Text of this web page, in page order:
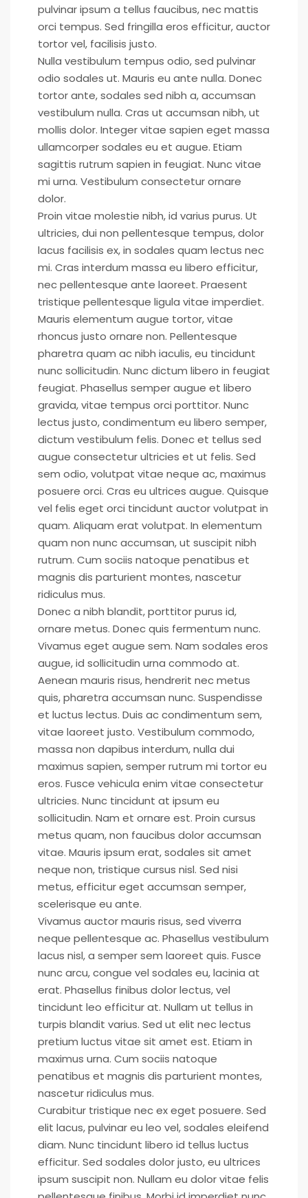
pulvinar ipsum a tellus faucibus, nec mattis
orci tempus. Sed fringilla eros efficitur, auctor
tortor vel, facilisis justo.
Nulla vestibulum tempus odio, sed pulvinar
odio sodales ut. Mauris eu ante nulla. Donec
tortor ante, sodales sed nibh a, accumsan
vestibulum nulla. Cras ut accumsan nibh, ut
mollis dolor. Integer vitae sapien eget massa
ullamcorper sodales eu et augue. Etiam
sagittis rutrum sapien in feugiat. Nunc vitae
mi urna. Vestibulum consectetur ornare
dolor.
Proin vitae molestie nibh, id varius purus. Ut
ultricies, dui non pellentesque tempus, dolor
lacus facilisis ex, in sodales quam lectus nec
mi. Cras interdum massa eu libero efficitur,
nec pellentesque ante laoreet. Praesent
tristique pellentesque ligula vitae imperdiet.
Mauris elementum augue tortor, vitae
rhoncus justo ornare non. Pellentesque
pharetra quam ac nibh iaculis, eu tincidunt
nunc sollicitudin. Nunc dictum libero in feugiat
feugiat. Phasellus semper augue et libero
gravida, vitae tempus orci porttitor. Nunc
lectus justo, condimentum eu libero semper,
dictum vestibulum felis. Donec et tellus sed
augue consectetur ultricies et ut felis. Sed
sem odio, volutpat vitae neque ac, maximus
posuere orci. Cras eu ultrices augue. Quisque
vel felis eget orci tincidunt auctor volutpat in
quam. Aliquam erat volutpat. In elementum
quam non nunc accumsan, ut suscipit nibh
rutrum. Cum sociis natoque penatibus et
magnis dis parturient montes, nascetur
ridiculus mus.
Donec a nibh blandit, porttitor purus id,
ornare metus. Donec quis fermentum nunc.
Vivamus eget augue sem. Nam sodales eros
augue, id sollicitudin urna commodo at.
Aenean mauris risus, hendrerit nec metus
quis, pharetra accumsan nunc. Suspendisse
et luctus lectus. Duis ac condimentum sem,
vitae laoreet justo. Vestibulum commodo,
massa non dapibus interdum, nulla dui
maximus sapien, semper rutrum mi tortor eu
eros. Fusce vehicula enim vitae consectetur
ultricies. Nunc tincidunt at ipsum eu
sollicitudin. Nam et ornare est. Proin cursus
metus quam, non faucibus dolor accumsan
vitae. Mauris ipsum erat, sodales sit amet
neque non, tristique cursus nisl. Sed nisi
metus, efficitur eget accumsan semper,
scelerisque eu ante.
Vivamus auctor mauris risus, sed viverra
neque pellentesque ac. Phasellus vestibulum
lacus nisl, a semper sem laoreet quis. Fusce
nunc arcu, congue vel sodales eu, lacinia at
erat. Phasellus finibus dolor lectus, vel
tincidunt leo efficitur at. Nullam ut tellus in
turpis blandit varius. Sed ut elit nec lectus
pretium luctus vitae sit amet est. Etiam in
maximus urna. Cum sociis natoque
penatibus et magnis dis parturient montes,
nascetur ridiculus mus.
Curabitur tristique nec ex eget posuere. Sed
elit lacus, pulvinar eu leo vel, sodales eleifend
diam. Nunc tincidunt libero id tellus luctus
efficitur. Sed sodales dolor justo, eu ultrices
ipsum suscipit non. Nullam eu dolor vitae felis